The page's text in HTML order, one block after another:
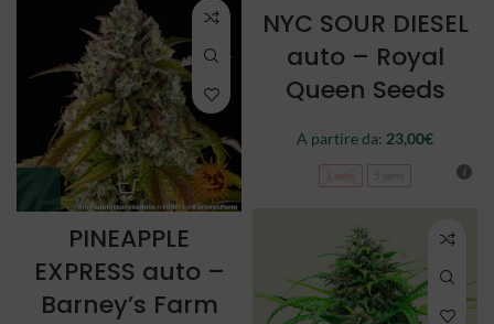
NYC SOUR DIESEL
auto – Royal
Queen Seeds
A partire da: 23,00€
3 semi
PINEAPPLE
EXPRESS auto –
Barney’s Farm